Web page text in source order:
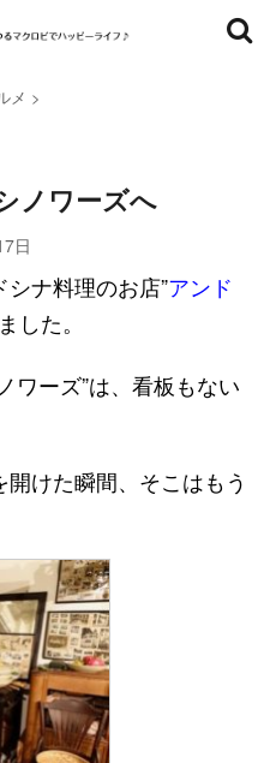
メ >
ノワーズへ
日
ナ料理のお店”アンド
した。
ワーズ”は、看板もない
けた瞬間、そこはもう